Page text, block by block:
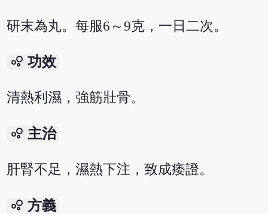
研末為丸。每服6～9克，一日二次。
bubble_chart 功效
清熱利濕，強筋壯骨。
bubble_chart 主治
肝腎不足，濕熱下注，致成痿證。
bubble_chart 方義